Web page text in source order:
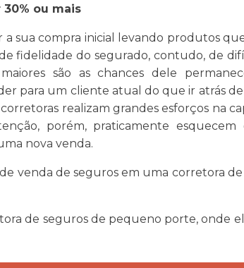
ou mais
sua compra inicial levando produtos
fidelidade do segurado, contudo, de
são as chances dele
para um cliente atual do que ir atrás
realizam grandes esforços na
porém, praticamente
nova venda.
de venda de seguros em uma corretora
de seguros de pequeno porte, onde